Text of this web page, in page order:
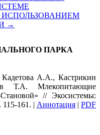
ИСПОЛЬЗОВАНИЕМ
→
ПАРКА
А.А., Кастрикин
Т.А. Млекопитающие
// Экосистемы:
161. | Аннотация
PDF